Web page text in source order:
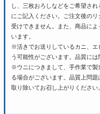
し、三枚おろしなどをご希望さ
にご記入ください。ご注文後の
受けできません。また、商品に
います。
※活きでお送りしているカニ、エ
う可能性がございます。品質には
※ウニにつきまして、手作業で製
る場合がございます。品質上問
取り除いてお召し上がりください。